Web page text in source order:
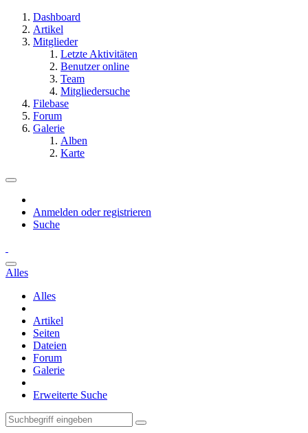
Dashboard
Artikel
Mitglieder
Letzte Aktivitäten
Benutzer online
Team
Mitgliedersuche
Filebase
Forum
Galerie
Alben
Karte
Anmelden oder registrieren
Suche
Alles
Alles
Artikel
Seiten
Dateien
Forum
Galerie
Erweiterte Suche